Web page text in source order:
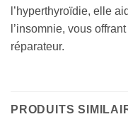
l’hyperthyroïdie, elle
l’insomnie, vous
réparateur.
PRODUITS